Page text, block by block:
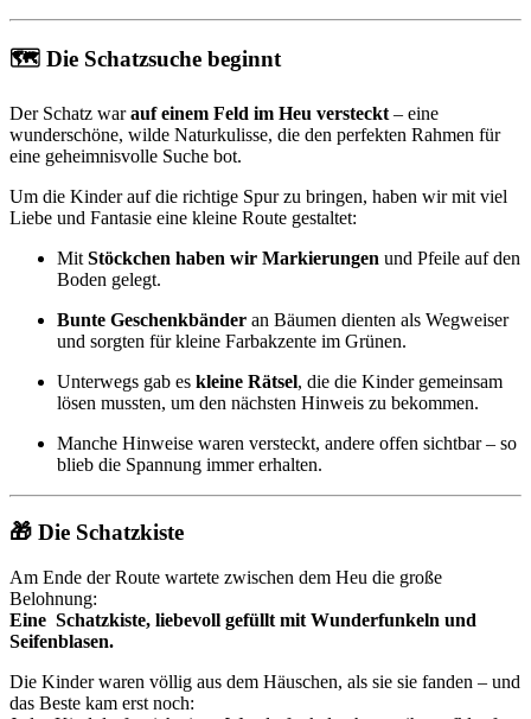
🗺️ Die Schatzsuche beginnt
Der Schatz warauf einem Feld im Heu versteckt – eine
wunderschöne, wilde Naturkulisse, die den perfekten Rahmen für
eine geheimnisvolle Suche bot.
Um die Kinder auf die richtige Spur zu bringen, haben wir mit viel
Liebe und Fantasie eine kleine Route gestaltet:
Mit Stöckchen haben wir Markierungen und Pfeile auf den
Boden gelegt.
Bunte Geschenkbänder an Bäumen dienten als Wegweiser
und sorgten für kleine Farbakzente im Grünen.
Unterwegs gab es kleine Rätsel, die die Kinder gemeinsam
lösen mussten, um den nächsten Hinweis zu bekommen.
Manche Hinweise waren versteckt, andere offen sichtbar – so
blieb die Spannung immer erhalten.
🎁 Die Schatzkiste
Am Ende der Route wartete zwischen dem Heu die große
Belohnung:
Eine Schatzkiste, liebevoll gefüllt mit Wunderfunkeln und
Seifenblasen.
Die Kinder waren völlig aus dem Häuschen, als sie sie fanden – und
das Beste kam erst noch: